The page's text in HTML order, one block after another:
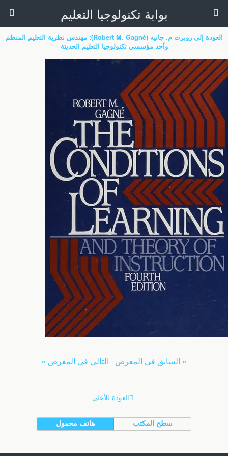
بوابة تكنولوجيا التعليم
العودة إلى روبرت م. جانيه (Robert M. Gagné): مهندس نظرية التعليم المنظم
وأحد مؤسسي تكنولوجيا التعليم الحديثة
« السابق في المعرض التالي في المعرض »
العودة للأعلى
هاتف محمول سطح المكتب